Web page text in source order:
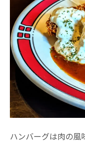
ハンバーグは肉の風